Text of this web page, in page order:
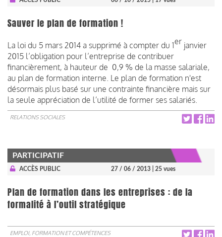
Sauver le plan de formation !
La loi du 5 mars 2014 a supprimé à compter du 1er janvier
2015 l’obligation pour l’entreprise de contribuer
financièrement, à hauteur de 0,9 % de la masse salariale,
au plan de formation interne. Le plan de formation n'est
désormais plus basé sur une contrainte financière mais sur
la seule appréciation de l’utilité de former ses salariés.
RELATIONS SOCIALES
PARTICIPATIF
ACCÈS PUBLIC 27 / 06 / 2013 | 25 vues
Plan de formation dans les entreprises : de la
formalité à l’outil stratégique
EMPLOI, FORMATION ET COMPÉTENCES